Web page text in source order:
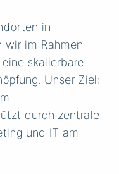
in
wir im Rahmen
skalierbare
Unser Ziel:
durch zentrale
und IT am